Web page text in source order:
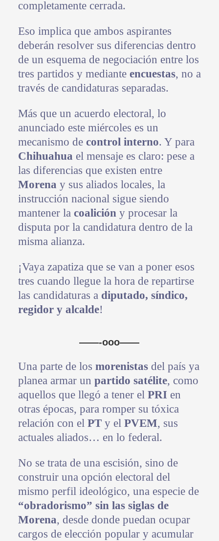
completamente cerrada.
Eso implica que ambos aspirantes
deberán resolver sus diferencias dentro
de un esquema de negociación entre los
tres partidos y mediante encuestas, no a
través de candidaturas separadas.
Más que un acuerdo electoral, lo
anunciado este miércoles es un
mecanismo de control interno. Y para
Chihuahua el mensaje es claro: pese a
las diferencias que existen entre
Morena y sus aliados locales, la
instrucción nacional sigue siendo
mantener la coalicióny procesar la
disputa por la candidatura dentro de la
misma alianza.
¡Vaya zapatiza que se van a poner esos
tres cuando llegue la hora de repartirse
las candidaturas a diputado, síndico,
regidor y alcalde!
——-ooo——
Una parte de los morenistasdel país ya
planea armar un partido satélite, como
aquellos que llegó a tener el PRI en
otras épocas, para romper su tóxica
relación con el PTy el PVEM, sus
actuales aliados… en lo federal.
No se trata de una escisión, sino de
construir una opción electoral del
mismo perfil ideológico, una especie de
“obradorismo” sin las siglas de
Morena, desde donde puedan ocupar
cargos de elección popular y acumular